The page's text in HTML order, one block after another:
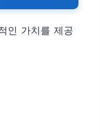
인 가치를 제공